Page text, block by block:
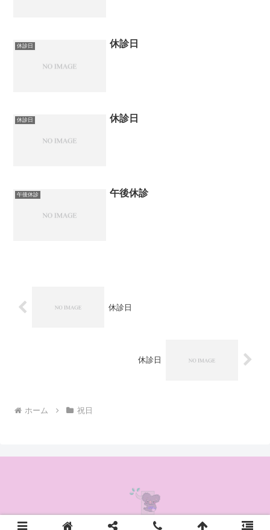
休診日 休診日
休診日 休診日
午後休診 午後休診
休診日
休診日
ホーム 祝日
© 2020 かんの耳鼻咽喉科クリニック.